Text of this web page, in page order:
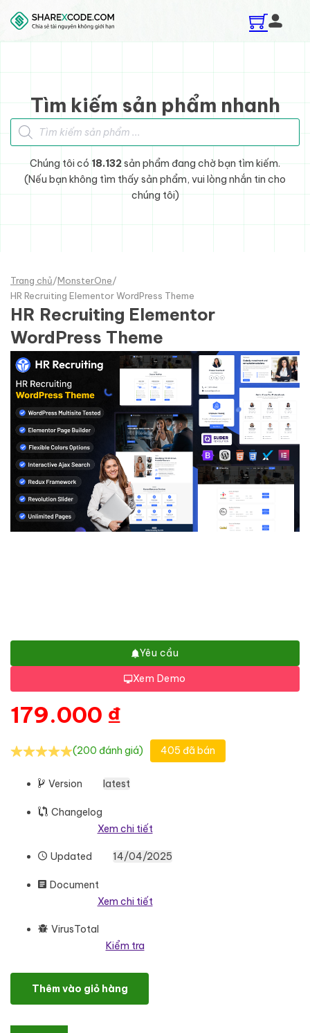
Skip to main content
Skip to footer
Tìm kiếm sản phẩm nhanh
Tìm kiếm sản phẩm
Chúng tôi có 18.132sản phẩm đang chờ bạn tìm kiếm.
(Nếu bạn không tìm thấy sản phẩm, vui lòng nhắn tin cho
chúng tôi)
Trang chủ/MonsterOne/
HR Recruiting Elementor WordPress Theme
HR Recruiting Elementor
WordPress Theme
Yêu cầu
Xem Demo
179.000 ₫
(200 đánh giá) 405 đã bán
Version latest
Changelog
Xem chi tiết
Updated 14/04/2025
Document
Xem chi tiết
VirusTotal
Kiểm tra
HR Recruiting Elementor WordPress Theme số lượng
Thêm vào giỏ hàng